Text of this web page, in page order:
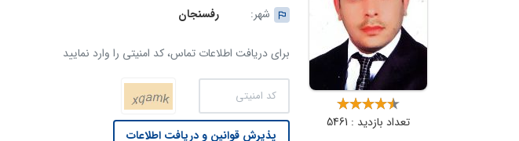
تعداد بازدید : 5461
شهر: رفسنجان
برای دریافت اطلاعات تماس، کد امنیتی را وارد نمایید
پذیرش قوانین و دریافت اطلاعات